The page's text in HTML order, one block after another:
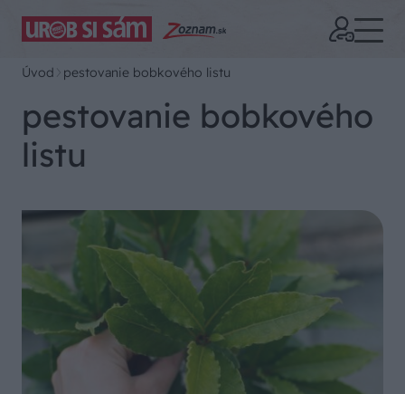
Úvod pestovanie bobkového listu
pestovanie bobkového
listu